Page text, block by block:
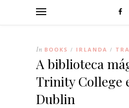
In BOOKS / IRLANDA /
A biblioteca
Trinity College
Dublin